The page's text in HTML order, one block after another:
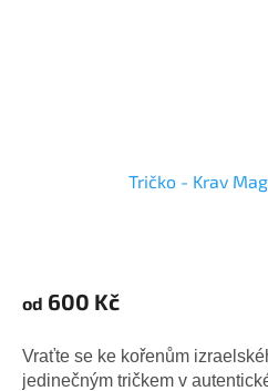
Tričko - Krav
od 600 Kč
Vraťte se ke kořenům
jedinečným tričkem v